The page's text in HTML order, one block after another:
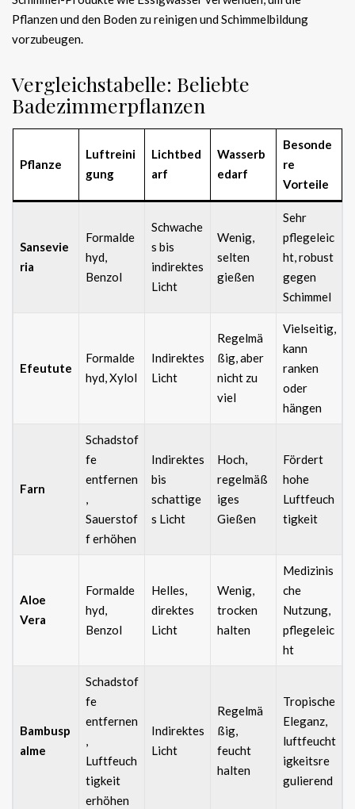
Pflanzen und den Boden zu reinigen und Schimmelbildung
vorzubeugen.
Vergleichstabelle: Beliebte
Badezimmerpflanzen
Pflanze
Luftreini
gung
Lichtbed
arf
Wasserb
edarf
Besonde
re
Vorteile
Sansevie
ria
Formalde
hyd,
Benzol
Schwache
s bis
indirektes
Licht
Wenig,
selten
gießen
Sehr
pflegeleic
ht, robust
gegen
Schimmel
Efeutute
Formalde
hyd, Xylol
Indirektes
Licht
Regelmä
ßig, aber
nicht zu
viel
Vielseitig,
kann
ranken
oder
hängen
Farn
Schadstof
fe
entfernen
,
Sauerstof
f erhöhen
Indirektes
bis
schattige
s Licht
Hoch,
regelmäß
iges
Gießen
Fördert
hohe
Luftfeuch
tigkeit
Aloe
Vera
Formalde
hyd,
Benzol
Helles,
direktes
Licht
Wenig,
trocken
halten
Medizinis
che
Nutzung,
pflegeleic
ht
Bambusp
alme
Schadstof
fe
entfernen
,
Luftfeuch
tigkeit
erhöhen
Indirektes
Licht
Regelmä
ßig,
feucht
halten
Tropische
Eleganz,
luftfeucht
igkeitsre
gulierend